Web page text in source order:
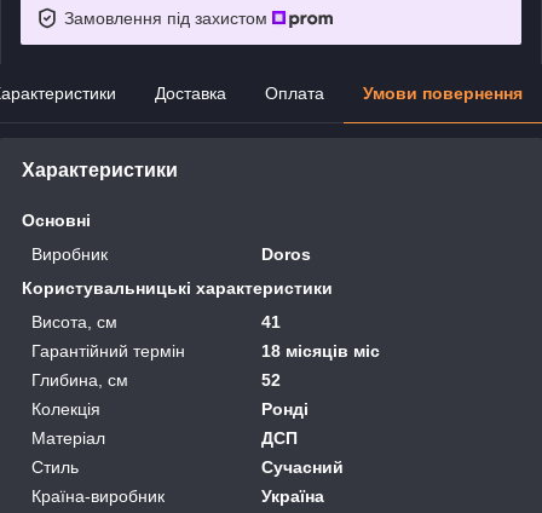
Замовлення під захистом
Доставка Оплата Умови повернення
Характеристики
Основні
Виробник
Doros
Користувальницькі характеристики
Висота, см
41
Гарантійний термін
18 місяців міс
Глибина, см
52
Колекція
Ронді
Матеріал
ДСП
Стиль
Сучасний
Країна-виробник
Україна